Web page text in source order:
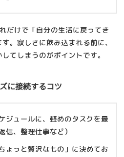
だけで「自分の生活に戻ってき
。寂しさに飲み込まれる前に、
てしまうのがポイントです。
に接続するコツ
ジュールに、軽めのタスクを最
信、整理仕事など）
ょっと贅沢なもの」に決めてお